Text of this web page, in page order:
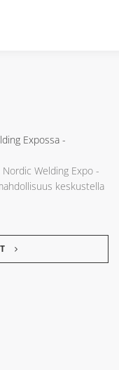
Expossa -
Welding Expo -
keskustella